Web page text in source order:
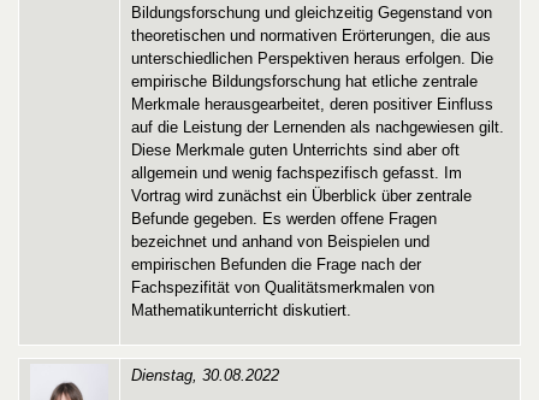
Bildungsforschung und gleichzeitig Gegenstand von
theoretischen und normativen Erörterungen, die aus
unterschiedlichen Perspektiven heraus erfolgen. Die
empirische Bildungsforschung hat etliche zentrale
Merkmale herausgearbeitet, deren positiver Einfluss
auf die Leistung der Lernenden als nachgewiesen gilt.
Diese Merkmale guten Unterrichts sind aber oft
allgemein und wenig fachspezifisch gefasst. Im
Vortrag wird zunächst ein Überblick über zentrale
Befunde gegeben. Es werden offene Fragen
bezeichnet und anhand von Beispielen und
empirischen Befunden die Frage nach der
Fachspezifität von Qualitätsmerkmalen von
Mathematikunterricht diskutiert.
Dienstag, 30.08.2022